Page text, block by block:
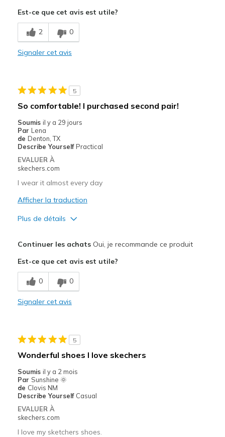
Breathe Well
Comfortable
Les meilleures utilisations
Walking
Width
Sizing
View On Shoes
Shoes are for Wearing
Est-ce que cet avis est utile?
2 0
Signaler cet avis
5
So comfortable! I purchased second pair!
Soumis il y a 29 jours
Par Lena
de Denton, TX
Describe Yourself Practical
EVALUER À
skechers.com
I wear it almost every day
Afficher la traduction
Plus de détails
Les meilleures utilisations
Casual Wear
View On Shoes
Shoes are for Wearing
Continuer les achatsOui, je recommande ce produit
Est-ce que cet avis est utile?
0 0
Signaler cet avis
5
Wonderful shoes I love skechers
Soumis il y a 2 mois
Par Sunshine 🌞
de Clovis NM
Describe Yourself Casual
EVALUER À
skechers.com
I love my sketchers shoes.